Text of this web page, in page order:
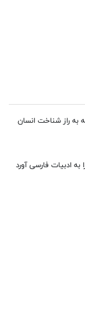
به راز شناخت انسان
ادبیات فارسی آورد